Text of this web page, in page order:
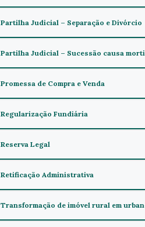
Partilha Judicial – Separação e Divórcio
Partilha Judicial – Sucessão causa
Promessa de Compra e Venda
Regularização Fundiária
Reserva Legal
Retificação Administrativa
Transformação de imóvel rural em